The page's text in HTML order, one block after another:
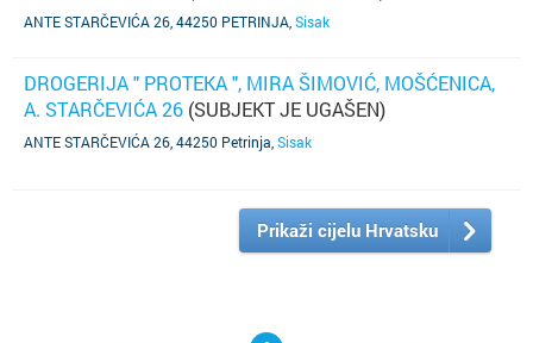
ANTE STARČEVIĆA 26, 44250 PETRINJA Sisak
DROGERIJA " PROTEKA ", MIRA ŠIMOVIĆ, MOŠĆENICA,
A. STARČEVIĆA 26 (SUBJEKT JE UGAŠEN)
ANTE STARČEVIĆA 26, 44250 Petrinja Sisak
Prikaži cijelu Hrvatsku